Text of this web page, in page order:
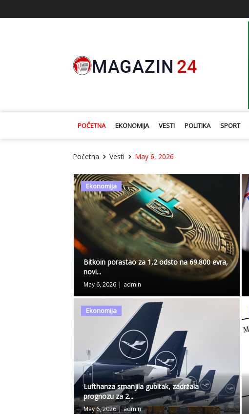
POČETNA EKONOMIJA VESTI POLITIKA SPORT
Početna Vesti May 6, 2026
Ekonomija
Bitkoin porastao za 1,2 odsto na 69.800 evra,
novi...
May 6, 2026 | admin
Ekonomija
Lufthanza smanjila gubitak, zadržala
prognozu za 2...
May 6, 2026 | admin